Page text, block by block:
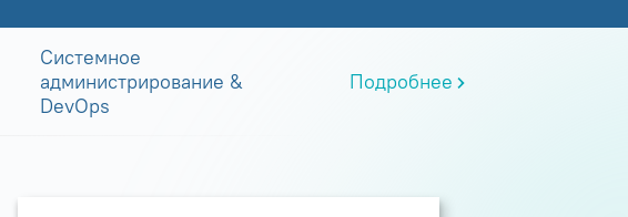
Системное
администрирование &
DevOps
Подробнее